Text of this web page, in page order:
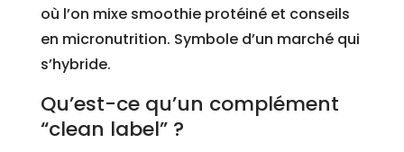
où l’on mixe smoothie protéiné et conseils
en micronutrition. Symbole d’un marché qui
s’hybride.
Qu’est-ce qu’un complément
“clean label” ?